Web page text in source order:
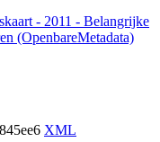
- 2011 - Belangrijke
(OpenbareMetadata)
XML